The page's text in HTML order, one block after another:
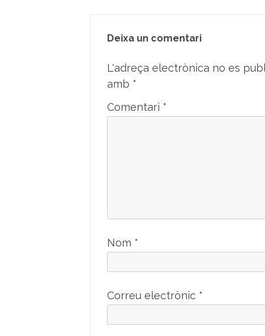
Deixa un comentari
L'adreça electrònica no es
amb *
Comentari *
Nom *
Correu electrònic *